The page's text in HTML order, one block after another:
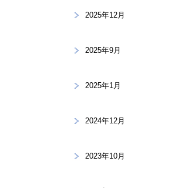
2025年12月
2025年9月
2025年1月
2024年12月
2023年10月